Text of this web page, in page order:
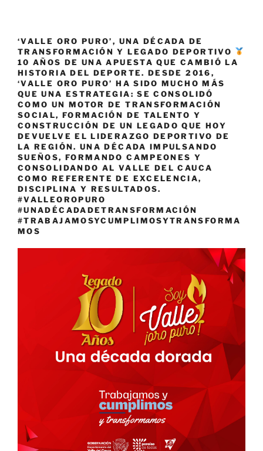
‘VALLE ORO PURO’, UNA DÉCADA DE
TRANSFORMACIÓN Y LEGADO DEPORTIVO
10 AÑOS DE UNA APUESTA QUE CAMBIÓ LA
HISTORIA DEL DEPORTE. DESDE 2016,
‘VALLE ORO PURO’ HA SIDO MUCHO MÁS
QUE UNA ESTRATEGIA: SE CONSOLIDÓ
COMO UN MOTOR DE TRANSFORMACIÓN
SOCIAL, FORMACIÓN DE TALENTO Y
CONSTRUCCIÓN DE UN LEGADO QUE HOY
DEVUELVE EL LIDERAZGO DEPORTIVO DE
LA REGIÓN. UNA DÉCADA IMPULSANDO
SUEÑOS, FORMANDO CAMPEONES Y
CONSOLIDANDO AL VALLE DEL CAUCA
COMO REFERENTE DE EXCELENCIA,
DISCIPLINA Y RESULTADOS.
#VALLEOROPURO
#UNADÉCADADETRANSFORMACIÓN
#TRABAJAMOSYCUMPLIMOSYTRANSFORMA
MOS